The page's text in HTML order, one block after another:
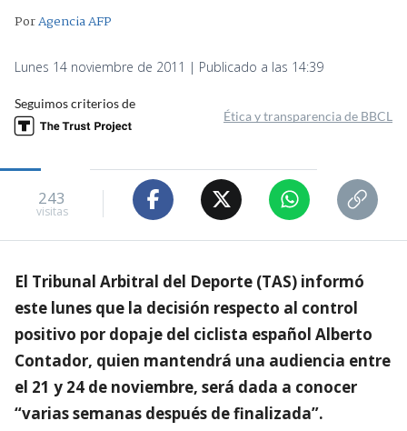
PorAgencia AFP
Lunes 14 noviembre de 2011 | Publicado a las 14:39
Seguimos criterios de
Ética y transparencia de BBCL
243
visitas
El Tribunal Arbitral del Deporte (TAS) informó
este lunes que la decisión respecto al control
positivo por dopaje del ciclista español Alberto
Contador, quien mantendrá una audiencia entre
el 21 y 24 de noviembre, será dada a conocer
“varias semanas después de finalizada”.